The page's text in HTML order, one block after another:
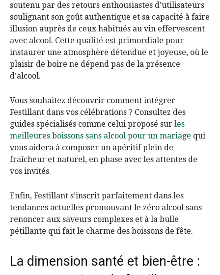
soutenu par des retours enthousiastes d’utilisateurs
soulignant son goût authentique et sa capacité à faire
illusion auprès de ceux habitués au vin effervescent
avec alcool. Cette qualité est primordiale pour
instaurer une atmosphère détendue et joyeuse, où le
plaisir de boire ne dépend pas de la présence
d’alcool.
Vous souhaitez découvrir comment intégrer
Festillant dans vos célébrations ? Consultez des
guides spécialisés comme celui proposé sur les
meilleures boissons sans alcool pour un mariage qui
vous aidera à composer un apéritif plein de
fraîcheur et naturel, en phase avec les attentes de
vos invités.
Enfin, Festillant s’inscrit parfaitement dans les
tendances actuelles promouvant le zéro alcool sans
renoncer aux saveurs complexes et à la bulle
pétillante qui fait le charme des boissons de fête.
La dimension santé et bien-être :